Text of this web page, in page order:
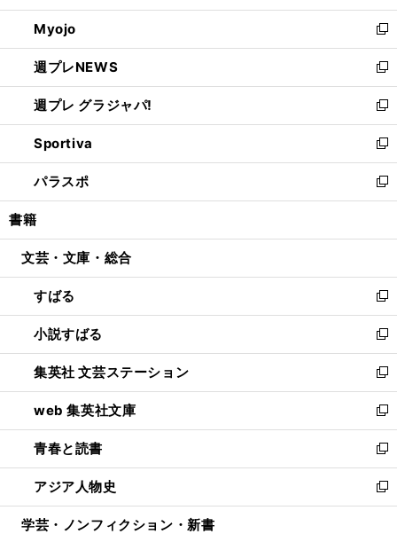
開
く
ウ
で
開
く
ン
ド
ウ
で
開
く
ウ
ィ
ン
ド
ウ
で
開
く
Myojo
新
し
い
ウ
ィ
ン
ド
ウ
で
開
週プレNEWS
新
し
い
ウ
ィ
ン
ド
ウ
開
週プレ グラジャパ!
新
し
い
ウ
ィ
ン
ウ
開
く
Sportiva
新
し
い
ウ
ン
ウ
で
開
く
パラスポ
新
し
ウ
ン
ド
ウ
で
開
く
書籍
文芸・文庫・総合
すばる
新
し
い
ウ
ィ
ン
ド
ウ
で
開
く
小説すばる
新
し
い
ウ
ィ
ン
ド
ウ
で
開
集英社 文芸ステーション
新
し
い
ウ
ィ
ン
ド
ウ
web 集英社文庫
新
し
い
ウ
ィ
ン
青春と読書
新
し
い
ウ
アジア人物史
新
し
学芸・ノンフィクション・新書